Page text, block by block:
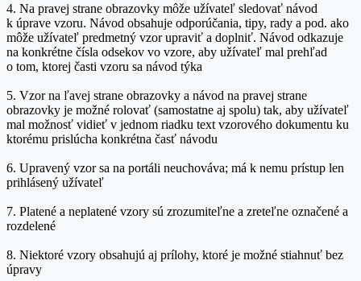
4. Na pravej strane obrazovky môže užívateľ sledovať návod
k úprave vzoru. Návod obsahuje odporúčania, tipy, rady a pod. ako
môže užívateľ predmetný vzor upraviť a doplniť. Návod odkazuje
na konkrétne čísla odsekov vo vzore, aby užívateľ mal prehľad
o tom, ktorej časti vzoru sa návod týka
5. Vzor na ľavej strane obrazovky a návod na pravej strane
obrazovky je možné rolovať (samostatne aj spolu) tak, aby užívateľ
mal možnosť vidieť v jednom riadku text vzorového dokumentu ku
ktorému prislúcha konkrétna časť návodu
6. Upravený vzor sa na portáli neuchováva; má k nemu prístup len
prihlásený užívateľ
7. Platené a neplatené vzory sú zrozumiteľne a zreteľne označené a
rozdelené
8. Niektoré vzory obsahujú aj prílohy, ktoré je možné stiahnuť bez
úpravy